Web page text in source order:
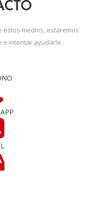
estos medios, estaremos
e intentar ayudarle.